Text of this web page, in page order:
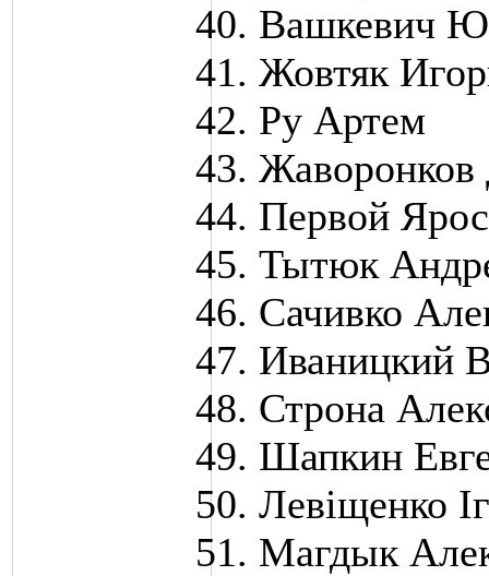
Вашкевич
Жовтяк
Ру Артем
Первой
Тытюк
Сачивко
Иваницкий
Строна
Шапкин
Левіщенко
Магдык